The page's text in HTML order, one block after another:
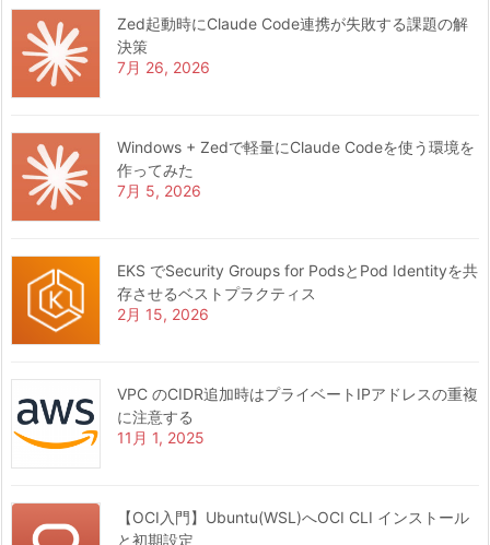
Zed起動時にClaude Code連携が失敗する課題の解
決策
7月 26, 2026
Windows + Zedで軽量にClaude Codeを使う環境を
作ってみた
7月 5, 2026
EKS でSecurity Groups for PodsとPod Identityを共
存させるベストプラクティス
2月 15, 2026
VPC のCIDR追加時はプライベートIPアドレスの重複
に注意する
11月 1, 2025
【OCI入門】Ubuntu(WSL)へOCI CLI インストール
と初期設定